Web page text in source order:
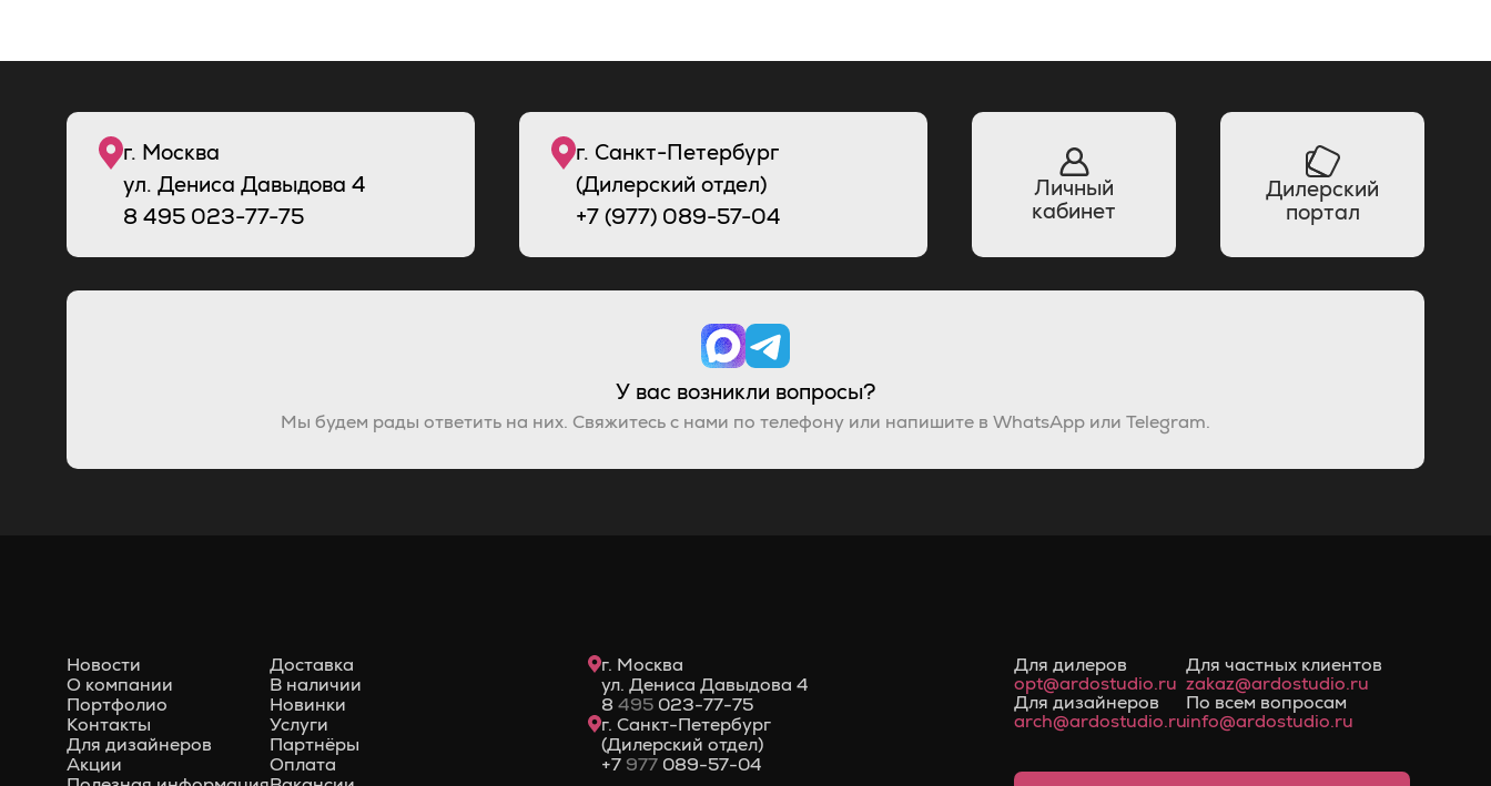
г. Москва
ул. Дениса Давыдова 4
8 495 023-77-75
г. Санкт-Петербург
(Дилерский отдел)
+7 (977) 089-57-04
Личный
кабинет
Дилерский
портал
У вас возникли вопросы?
Мы будем рады ответить на них. Свяжитесь с нами по телефону или напишите в WhatsApp или Telegram.
Новости
О компании
Портфолио
Контакты
Для дизайнеров
Акции
Доставка
В наличии
Новинки
Услуги
Партнёры
Оплата
г. Москва
ул. Дениса Давыдова 4
8 495 023-77-75
г. Санкт-Петербург
(Дилерский отдел)
+7 977 089-57-04
Для дилеров
opt@ardostudio.ru
Для частных клиентов
zakaz@ardostudio.ru
Для дизайнеров
arch@ardostudio.ru
По всем вопросам
info@ardostudio.ru